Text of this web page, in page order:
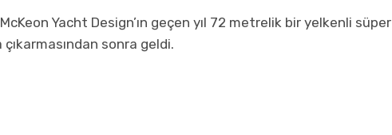
Yacht Design’ın geçen yıl 72 metrelik bir yelkenli süper
sonra geldi.